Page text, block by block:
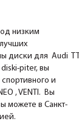
низким
диски для Audi TT
piter, вы
и
, VENTI. Вы
можете в Санкт-